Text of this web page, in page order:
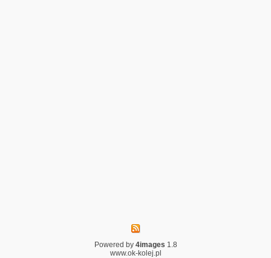
Powered by 4images 1.8
www.ok-kolej.pl